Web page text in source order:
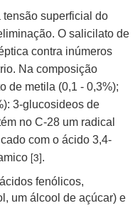
superficial do
O salicilato de
contra inúmeros
Na composição
de metila (0,1 - 0,3%);
3-glucosideos de
no C-28 um radical
com o ácido 3,4-
[3].
fenólicos,
um álcool de açúcar) e